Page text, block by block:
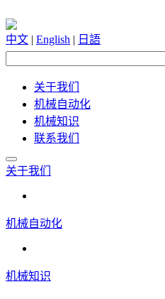
中文 | English | 日語
关于我们
机械自动化
机械知识
联系我们
关于我们
机械自动化
机械知识